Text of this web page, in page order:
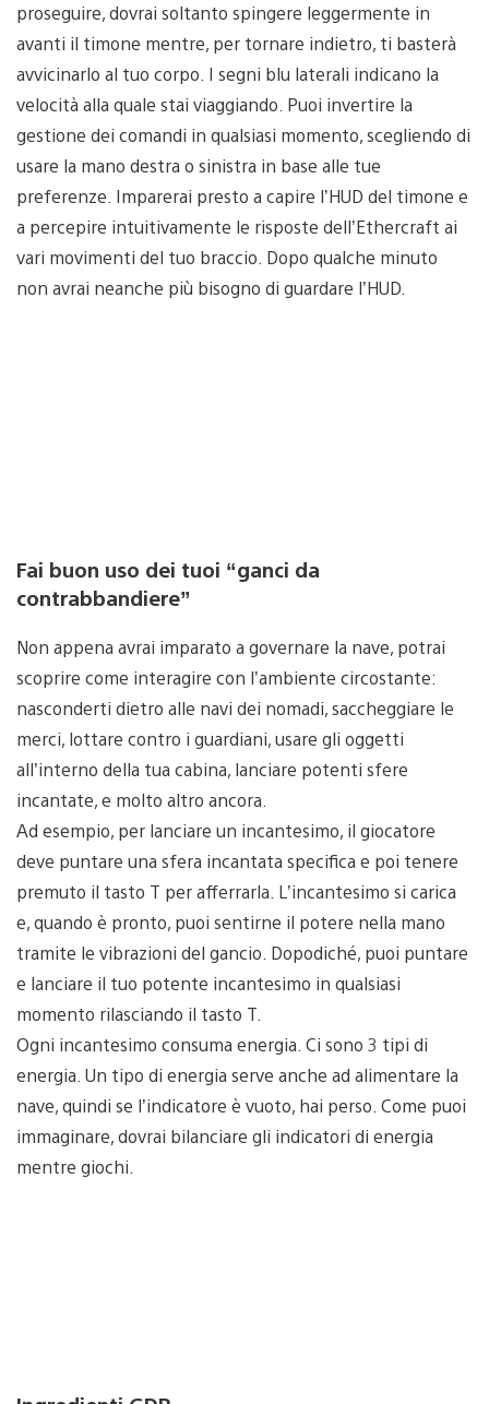
proseguire, dovrai soltanto spingere leggermente in
avanti il timone mentre, per tornare indietro, ti basterà
avvicinarlo al tuo corpo. I segni blu laterali indicano la
velocità alla quale stai viaggiando. Puoi invertire la
gestione dei comandi in qualsiasi momento, scegliendo di
usare la mano destra o sinistra in base alle tue
preferenze. Imparerai presto a capire l’HUD del timone e
a percepire intuitivamente le risposte dell’Ethercraft ai
vari movimenti del tuo braccio. Dopo qualche minuto
non avrai neanche più bisogno di guardare l’HUD.
Fai buon uso dei tuoi “ganci da
contrabbandiere”
Non appena avrai imparato a governare la nave, potrai
scoprire come interagire con l’ambiente circostante:
nasconderti dietro alle navi dei nomadi, saccheggiare le
merci, lottare contro i guardiani, usare gli oggetti
all’interno della tua cabina, lanciare potenti sfere
incantate, e molto altro ancora.
Ad esempio, per lanciare un incantesimo, il giocatore
deve puntare una sfera incantata specifica e poi tenere
premuto il tasto T per afferrarla. L’incantesimo si carica
e, quando è pronto, puoi sentirne il potere nella mano
tramite le vibrazioni del gancio. Dopodiché, puoi puntare
e lanciare il tuo potente incantesimo in qualsiasi
momento rilasciando il tasto T.
Ogni incantesimo consuma energia. Ci sono 3 tipi di
energia. Un tipo di energia serve anche ad alimentare la
nave, quindi se l’indicatore è vuoto, hai perso. Come puoi
immaginare, dovrai bilanciare gli indicatori di energia
mentre giochi.